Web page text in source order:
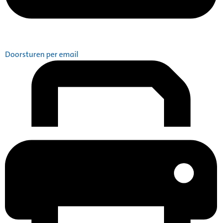
Doorsturen per email